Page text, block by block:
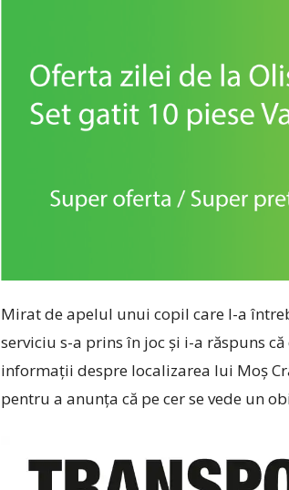
Mirat de apelul unui copil care l-a
serviciu s-a prins în joc şi i-a răspuns
informaţii despre localizarea lui Moş
pentru a anunţa că pe cer se vede un